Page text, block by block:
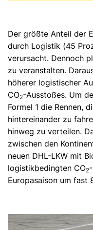
Der größte Anteil der
durch Logistik (45
verursacht. Dennoch
zu veranstalten.
höherer logistischer
CO2-Ausstoßes. Um
Formel 1 die Rennen,
hintereinander zu
hinweg zu verteilen.
zwischen den
neuen DHL-LKW mit
logistikbedingten CO2
Europasaison um fast